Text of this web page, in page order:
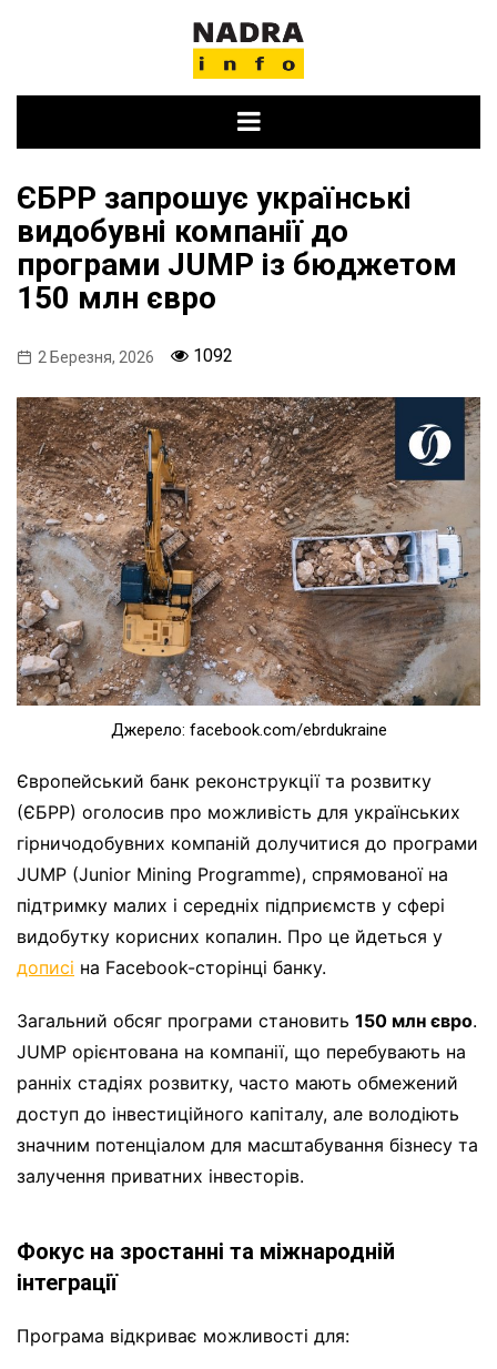
ЄБРР запрошує українські
видобувні компанії до
програми JUMP із бюджетом
150 млн євро
2 Березня, 2026 1092
Джерело: facebook.com/ebrdukraine
Європейський банк реконструкції та розвитку
(ЄБРР) оголосив про можливість для українських
гірничодобувних компаній долучитися до програми
JUMP (Junior Mining Programme), спрямованої на
підтримку малих і середніх підприємств у сфері
видобутку корисних копалин. Про це йдеться у
дописі на Facebook-сторінці банку.
Загальний обсяг програми становить 150 млн євро.
JUMP орієнтована на компанії, що перебувають на
ранніх стадіях розвитку, часто мають обмежений
доступ до інвестиційного капіталу, але володіють
значним потенціалом для масштабування бізнесу та
залучення приватних інвесторів.
Фокус на зростанні та міжнародній
інтеграції
Програма відкриває можливості для: